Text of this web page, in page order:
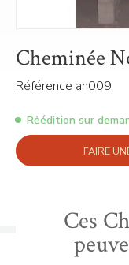
Cheminée
Référence an009
Rėédition sur
FAIRE
Ces